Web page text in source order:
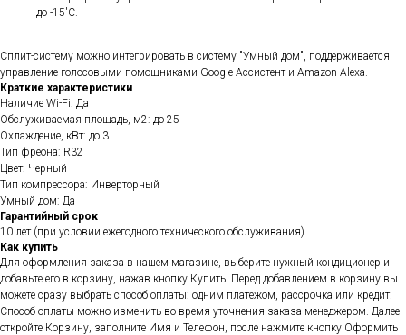
до -15'С.
Сплит-систему можно интегрировать в систему "Умный дом", поддерживается
управление голосовыми помощниками Google Ассистент и Amazon Alexa.
Краткие характеристики
Наличие Wi-Fi: Да
Обслуживаемая площадь, м2: до 25
Охлаждение, кВт: до 3
Тип фреона: R32
Цвет: Черный
Тип компрессора: Инверторный
Умный дом: Да
Гарантийный срок
10 лет (при условии ежегодного технического обслуживания).
Как купить
Для оформления заказа в нашем магазине, выберите нужный кондиционер и
добавьте его в корзину, нажав кнопку Купить. Перед добавлением в корзину вы
можете сразу выбрать способ оплаты: одним платежом, рассрочка или кредит.
Способ оплаты можно изменить во время уточнения заказа менеджером. Далее
откройте Корзину, заполните Имя и Телефон, после нажмите кнопку Оформить